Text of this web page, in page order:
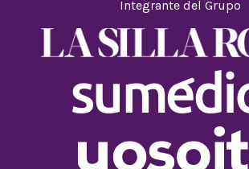
Integrante del Grupo